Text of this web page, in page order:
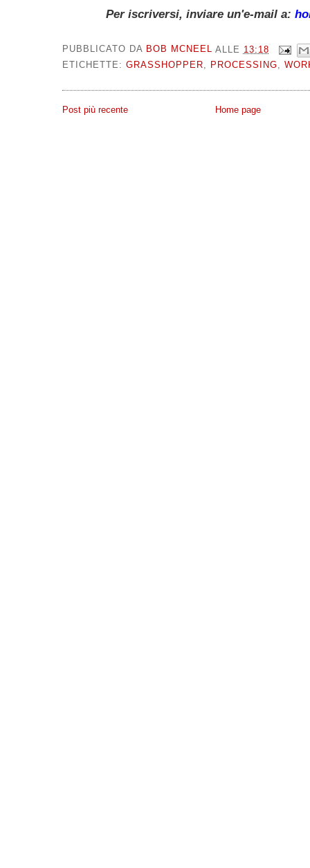
Per iscriversi, inviare un'e-mail a:
PUBBLICATO DA BOB MCNEEL ALLE 13:18
ETICHETTE: GRASSHOPPER, PROCESSING,
Post più recente Home page